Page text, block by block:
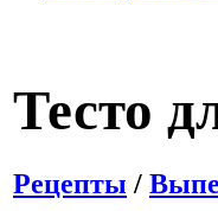
Тесто
Рецепты /